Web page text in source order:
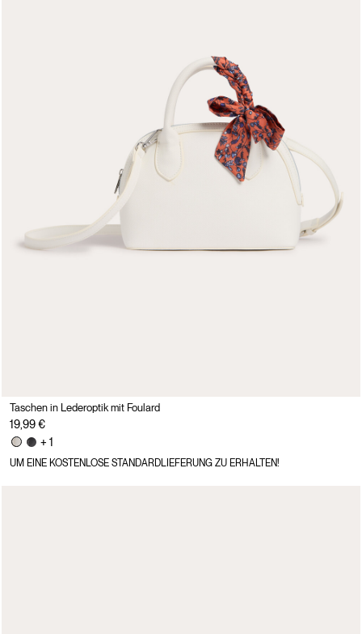
Taschen in Lederoptik mit Foulard
19,99 €
+ 1
UM EINE KOSTENLOSE STANDARDLIEFERUNG ZU ERHALTEN!